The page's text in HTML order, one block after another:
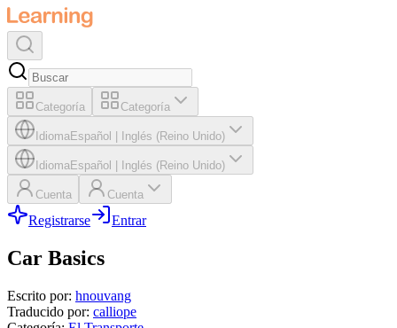
Categoría Categoría
IdiomaEspañol Inglés (Reino Unido)
IdiomaEspañol Inglés (Reino Unido)
Cuenta Cuenta
Registrarse Entrar
Car Basics
Escrito por: hnouvang
Traducido por: calliope